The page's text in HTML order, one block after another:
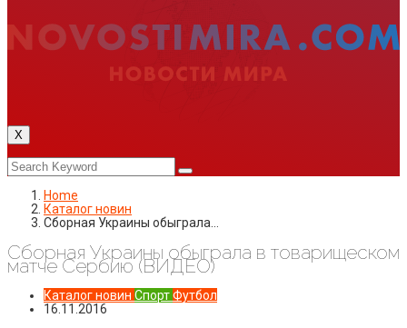
X
Home
Каталог новин
Сборная Украины обыграла…
Сборная Украины обыграла в товарищеском
матче Сербию (ВИДЕО)
Каталог новин СпортФутбол
16.11.2016